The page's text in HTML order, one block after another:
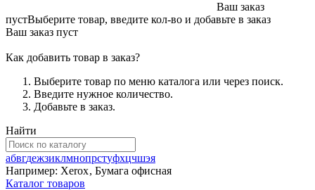
Ваш заказ
пустВыберите товар, введите кол-во и добавьте в заказ
Ваш заказ пуст
Как добавить товар в заказ?
Выберите товар по меню каталога или через поиск.
Введите нужное количество.
Добавьте в заказ.
Найти
абвгдежзиклмнопрстуфхцчшэя
Например: Xerox, Бумага офисная
Каталог товаров